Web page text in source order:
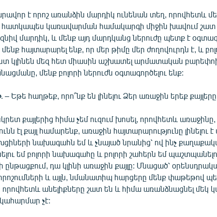
է որոշ առանձին մարդիկ ունենան տեղ, որովհետև
հատկապես կառավարման համակարգի միջին խավում
մարդիկ, և մենք այդ մարդկանց ներուժը պետք է
հայտարարել ենք, որ մեր թիմը մեր ժողովուրդն է, և
կլինեն մեզ հետ միասին աշխատել արմատական
մենք բոլորի ներուժն օգտագործելու ենք:
. – Եթե հաղթեք, որո՞նք են լինելու Ձեր առաջին երեք
քայլերից հիմա չեմ ուզում խոսել, որովհետև
էլ քայլ համարենք, առաջին հայտարարությունը լինելու
նախագահն եմ և չնայած նրանից՝ ով ինչ
եմ բոլորի նախագահը և բոլորի շահերն եմ
ընթացքում, դա կլինի առաջին քայլը: Մնացած՝
և այլն, նմանատիպ հարցերը մենք փաթեթով
անելիքները շատ են և հիմա առանձնացնել մեկ
չէ: